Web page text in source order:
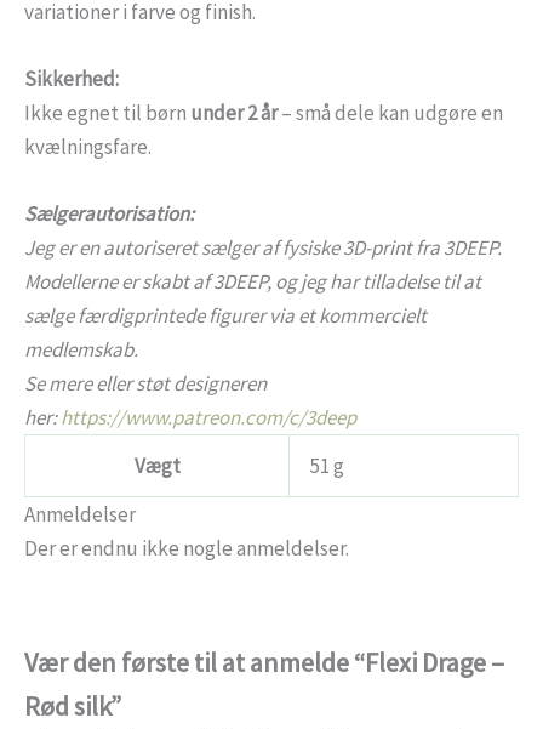
variationer i farve og finish.
Sikkerhed:
Ikke egnet til børn under 2 år– små dele kan udgøre en
kvælningsfare.
Sælgerautorisation:
Jeg er en autoriseret sælger af fysiske 3D-print fra 3DEEP.
Modellerne er skabt af 3DEEP, og jeg har tilladelse til at
sælge færdigprintede figurer via et kommercielt
medlemskab.
Se mere eller støt designeren
her:https://www.patreon.com/c/3deep
Vægt
51 g
Anmeldelser
Der er endnu ikke nogle anmeldelser.
Vær den første til at anmelde “Flexi Drage –
Rød silk”